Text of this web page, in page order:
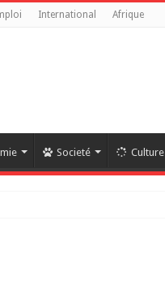
International Afrique
Societé Culture
»